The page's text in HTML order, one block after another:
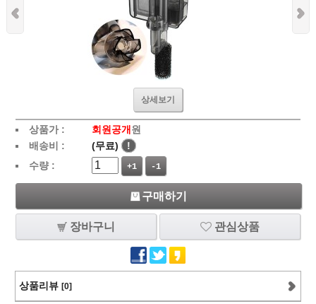
상세보기
상품가 : 회원공개 원
배송비 :
(무료)
!
수량 :
+1 -1
구매하기
장바구니 관심상품
상품리뷰 [0]